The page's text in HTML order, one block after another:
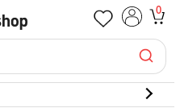
0
Mujer EDT 90ml